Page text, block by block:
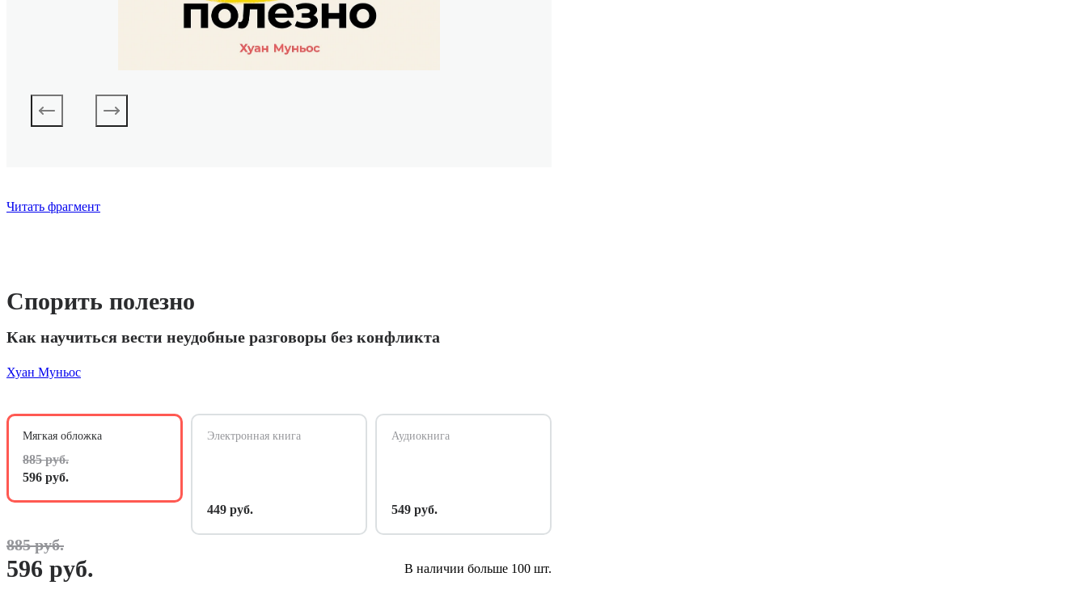
Читать фрагмент
Спорить полезно
Как научиться вести неудобные разговоры без конфликта
Хуан Муньос
Мягкая обложка
885 руб.
596 руб.
Электронная книга
449 руб.
Аудиокнига
549 руб.
885 руб.
596 руб. В наличии больше 100 шт.